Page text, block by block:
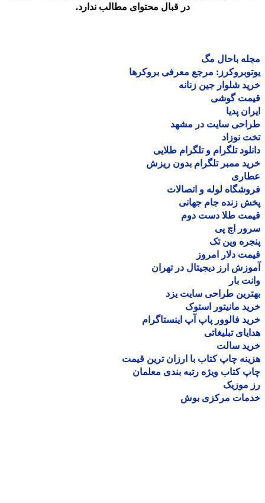
در قبال محتوای مطالب ندارد.
باحال مگ
مرجع معرفی بروکرها
شلوار جین زنانه
گوشی
پدیا
سایت در مشهد
نوزاد
تلگرام و تلگرام طلایی
ممبر تلگرام بدون ریزش
لوله و اتصالات
زنده جام جهانی
طلا دست دوم
اچ پی
وین تک
دلار امروز
ارز دیجیتال در تهران
بار
طراحی سایت یزد
مانیتور استوک
فالوور پاپ آپ اینستاگرام
تبلیغاتی
سالت
چاپ کتاب با ارزان ترین قیمت
کتاب ویژه رتبه بندی معلمان
موزیک
مرکزی بوش